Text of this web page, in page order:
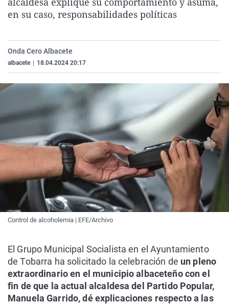
La rosa de los vientos
Como el perro y el
Caso
Equipo de
Extremadura
La Rioja
Virales
Elecciones
en su caso, responsabilidades políticas
Onda Cero Albacete
albacete 18.04.2024 20:17
Control de alcoholemia | EFE/Archivo
El Grupo Municipal Socialista en el Ayuntamiento
de Tobarra ha solicitado la celebración de un pleno
extraordinario en el municipio albaceteño con el
fin de que la actual alcaldesa del Partido Popular,
Manuela Garrido, dé explicaciones respecto a las